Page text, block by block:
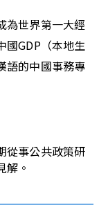
為世界第一大經
國GDP（本地生
語的中國事務專
從事公共政策研
解。